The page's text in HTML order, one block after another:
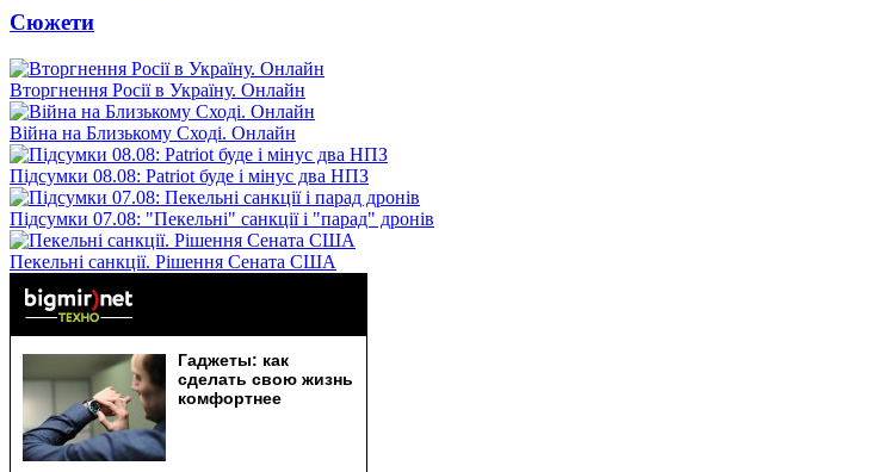
Сюжети
Вторгнення Росії в Україну. Онлайн
Війна на Близькому Сході. Онлайн
Підсумки 08.08: Patriot буде і мінус два НПЗ
Підсумки 07.08: "Пекельні" санкції і "парад" дронів
Пекельні санкції. Рішення Сената США